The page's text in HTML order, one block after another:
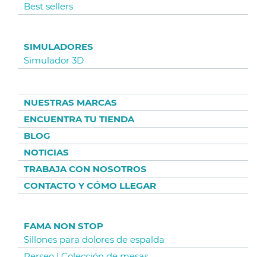
Best sellers
SIMULADORES
Simulador 3D
NUESTRAS MARCAS
ENCUENTRA TU TIENDA
BLOG
NOTICIAS
TRABAJA CON NOSOTROS
CONTACTO Y CÓMO LLEGAR
FAMA NON STOP
Sillones para dolores de espalda